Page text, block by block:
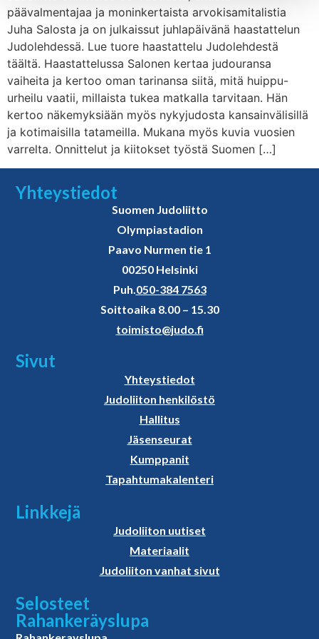
päävalmentajaa ja moninkertaista arvokisamitalistia
Juha Salosta ja on julkaissut juhlapäivänä haastattelun
Judolehdessä. Lue tuore haastattelu Judolehdestä
täältä. Haastattelussa Salonen kertaa judouransa
vaiheita ja kertoo oman tarinansa siitä, mitä huippu-
urheilu vaatii, millaista tukea matkalla tarvitaan. Hän
kertoo näkemyksiään myös nykyjudosta kansainvälisillä
ja kotimaisilla tatameilla. Mukana myös kuvia vuosien
varrelta. Onnittelut ja kiitokset työstä Suomen […]
Yhteystiedot
Suomen Judoliitto
Olympiastadion
Paavo Nurmen tie 1
00250 Helsinki
Puh. 050-384 7563
Soittoaika 8.00 – 15.30
toimisto@judo.fi
Sivut
Yhteystiedot
Judoliiton henkilöstö
Hallitus
Jäsenseurat
Kumppanit
Tapahtumakalenteri
Linkkejä
Judoliiton uutiset
Materiaalit
Judoliiton vanhat sivut
Selosteet
Rahankeräyslupa